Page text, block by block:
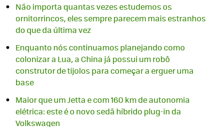
Não importa quantas vezes estudemos os
ornitorrincos, eles sempre parecem mais estranhos
do que da última vez
Enquanto nós continuamos planejando como
colonizar a Lua, a China já possui um robô
construtor de tijolos para começar a erguer uma
base
Maior que um Jetta e com 160 km de autonomia
elétrica: este é o novo sedã híbrido plug-in da
Volkswagen